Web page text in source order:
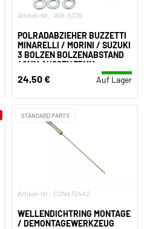
Artikel-Nr.: WB-5376
POLRADABZIEHER BUZZETTI
MINARELLI / MORINI / SUZUKI
3 BOLZEN BOLZENABSTAND
48MM AUSSEN 75MM
24,50 € Auf Lager
STANDARD PARTS
Artikel-Nr.: CGN472442
WELLENDICHTRING MONTAGE
/ DEMONTAGEWERKZEUG